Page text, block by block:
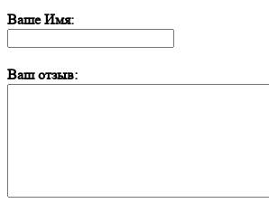
Ваше Имя:
Ваш отзыв: